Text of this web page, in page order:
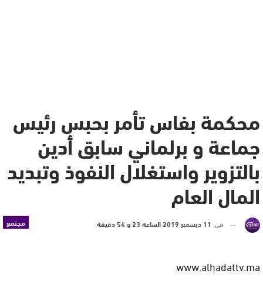
محكمة بفاس تأمر بحبس رئيس
جماعة و برلماني سابق أدين
بالتزوير واستغلال النفوذ وتبديد
المال العام
مجتمع في 11 ديسمبر 2019 الساعة 23 و 54 دقيقة
www.alhadattv.ma